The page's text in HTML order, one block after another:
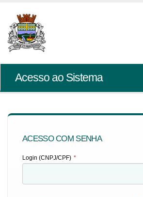
Acesso ao Sistema
ACESSO COM SENHA
Login (CNPJ/CPF) *